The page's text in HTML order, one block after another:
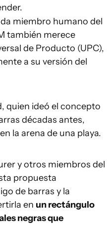
miembro humano del
también merece
de Producto (UPC),
a su versión del
quien ideó el concepto
décadas antes,
la arena de una playa.
y otros miembros del
propuesta
de barras y la
en un rectángulo
negras que